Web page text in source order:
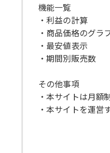
機能一覧
・利益の計算
・商品価格のグラ
・最安値表示
・期間別販売数
その他事項
・本サイトは月額
・本サイトを運営